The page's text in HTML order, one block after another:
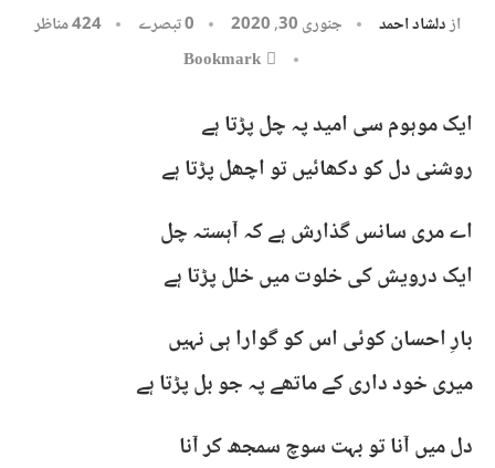
ازدلشاد احمد جنوری 30, 2020 0 تبصرے 424مناظر
Bookmark
ایک موہوم سی امید پہ چل پڑتا ہے
روشنی دل کو دکھائیں تو اچھل پڑتا ہے
اے مری سانس گذارش ہے کہ آہستہ چل
ایک درویش کی خلوت میں خلل پڑتا ہے
بارِ احسان کوئی اس کو گوارا ہی نہیں
میری خود داری کے ماتھے پہ جو بل پڑتا ہے
دل میں آنا تو بہت سوچ سمجھ کر آنا